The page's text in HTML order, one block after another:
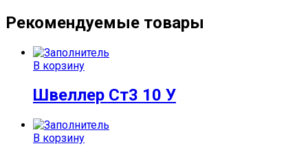
Рекомендуемые товары
В корзину
Швеллер Ст3 10 У
В корзину